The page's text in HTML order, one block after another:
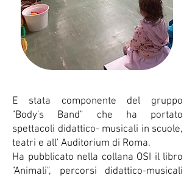
E stata componente del gruppo
"Body's Band" che ha portato
spettacoli didattico- musicali in scuole,
teatri e all' Auditorium di Roma.
Ha pubblicato nella collana OSI il libro
"Animali", percorsi didattico-musicali